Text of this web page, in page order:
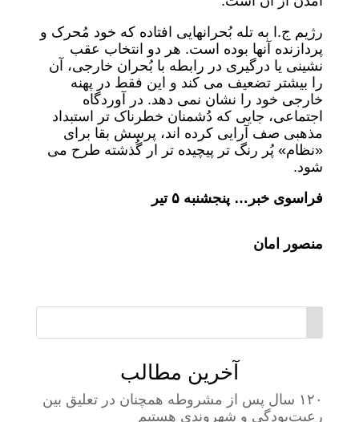
رژیم ج.ا به تله بُحرانهایی افتاده که خود مُحرک و
پردازنده آنها بوده است. هر دو انتخاب عقب
نشینی یا درگیری در رابطه با بُحران خارجی، آن
را بیشتر تضعیف می کند و این فقط در پهنه
خارجی خود را نشان نمی دهد. در آوردگاه
اجتماعی، جایی که دُشمنان خطرناک تر استبداد
مذهبی صف آرایی کرده اند، پرسش بقا برای
«نظام» پُر رنگ تر پیچیده تر ار گُذشته طرح می
شود.
فراسوی خبر… پنجشنبه ۵ تیر
منصور امان
آخرین مطالب
۱۲۰ سال پس از مشروطه همچنان در تعلیق بین
رعیت‌بودگی و شهروندی هستیم